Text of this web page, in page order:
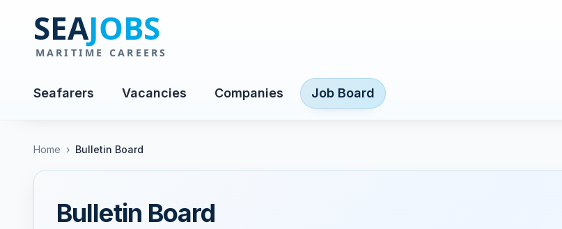
Seafarers Vacancies Companies Job Board
Home › Bulletin Board
Bulletin Board